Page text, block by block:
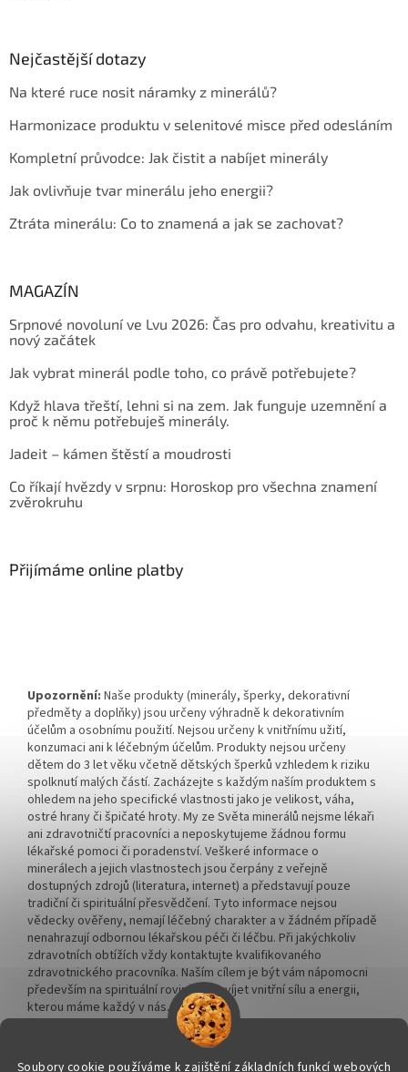
Soubory cookie používáme k zajištění základních funkcí webových
Nejčastější dotazy
Na které ruce nosit náramky z minerálů?
Harmonizace produktu v selenitové misce před odesláním
Kompletní průvodce: Jak čistit a nabíjet minerály
Jak ovlivňuje tvar minerálu jeho energii?
Ztráta minerálu: Co to znamená a jak se zachovat?
MAGAZÍN
Srpnové novoluní ve Lvu 2026: Čas pro odvahu, kreativitu a
nový začátek
Jak vybrat minerál podle toho, co právě potřebujete?
Když hlava třeští, lehni si na zem. Jak funguje uzemnění a
proč k němu potřebuješ minerály.
Jadeit – kámen štěstí a moudrosti
Co říkají hvězdy v srpnu: Horoskop pro všechna znamení
zvěrokruhu
Přijímáme online platby
Upozornění: Naše produkty (minerály, šperky, dekorativní
předměty a doplňky) jsou určeny výhradně k dekorativním
účelům a osobnímu použití. Nejsou určeny k vnitřnímu užití,
konzumaci ani k léčebným účelům. Produkty nejsou určeny
dětem do 3 let věku včetně dětských šperků vzhledem k riziku
spolknutí malých částí. Zacházejte s každým naším produktem s
ohledem na jeho specifické vlastnosti jako je velikost, váha,
ostré hrany či špičaté hroty. My ze Světa minerálů nejsme lékaři
ani zdravotničtí pracovníci a neposkytujeme žádnou formu
lékařské pomoci či poradenství. Veškeré informace o
minerálech a jejich vlastnostech jsou čerpány z veřejně
dostupných zdrojů (literatura, internet) a představují pouze
tradiční či spirituální přesvědčení. Tyto informace nejsou
vědecky ověřeny, nemají léčebný charakter a v žádném případě
nenahrazují odbornou lékařskou péči či léčbu. Při jakýchkoliv
zdravotních obtížích vždy kontaktujte kvalifikovaného
zdravotnického pracovníka. Naším cílem je být vám nápomocni
především na spirituální rovině a rozvíjet vnitřní sílu a energii,
kterou máme každý v nás.